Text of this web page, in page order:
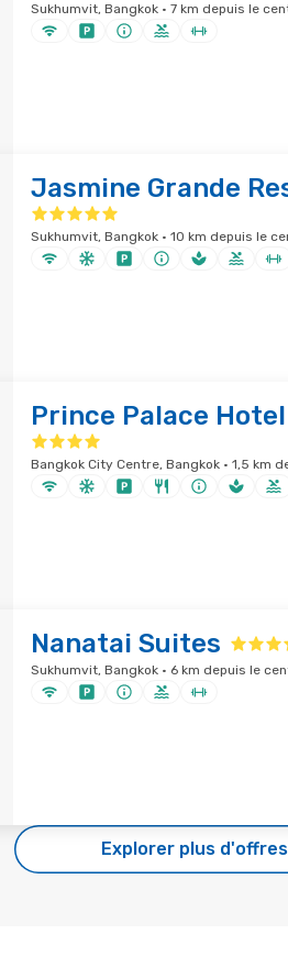
Sukhumvit, Bangkok · 7 km depuis le
Jasmine Grande
Sukhumvit, Bangkok · 10 km depuis le
Prince Palace
Bangkok City Centre, Bangkok · 1,5 km
Nanatai Suites
Sukhumvit, Bangkok · 6 km depuis le
Explorer plus d'offres